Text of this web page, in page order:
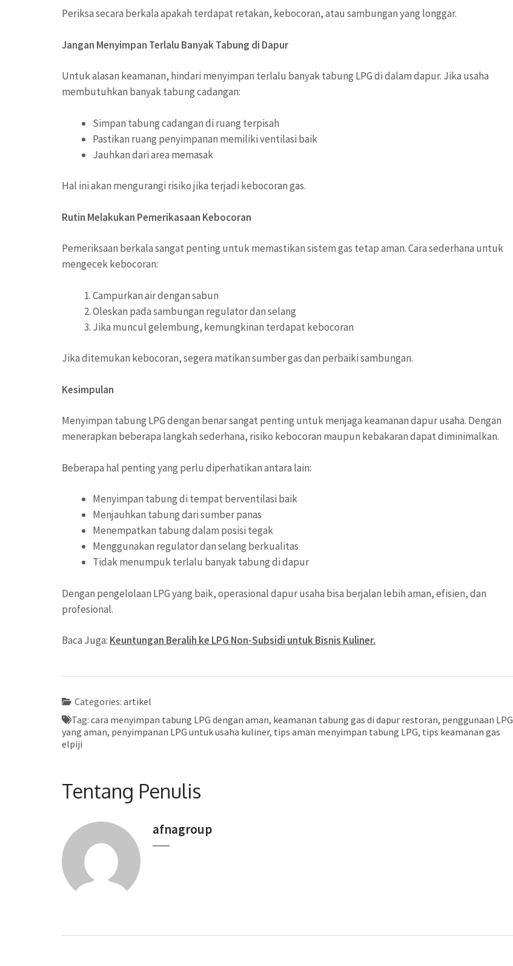
Periksa secara berkala apakah terdapat retakan, kebocoran, atau sambungan yang longgar.
Jangan Menyimpan Terlalu Banyak Tabung di Dapur
Untuk alasan keamanan, hindari menyimpan terlalu banyak tabung LPG di dalam dapur. Jika usaha
membutuhkan banyak tabung cadangan:
Simpan tabung cadangan di ruang terpisah
Pastikan ruang penyimpanan memiliki ventilasi baik
Jauhkan dari area memasak
Hal ini akan mengurangi risiko jika terjadi kebocoran gas.
Rutin Melakukan Pemerikasaan Kebocoran
Pemeriksaan berkala sangat penting untuk memastikan sistem gas tetap aman. Cara sederhana untuk
mengecek kebocoran:
Campurkan air dengan sabun
Oleskan pada sambungan regulator dan selang
Jika muncul gelembung, kemungkinan terdapat kebocoran
Jika ditemukan kebocoran, segera matikan sumber gas dan perbaiki sambungan.
Kesimpulan
Menyimpan tabung LPG dengan benar sangat penting untuk menjaga keamanan dapur usaha. Dengan
menerapkan beberapa langkah sederhana, risiko kebocoran maupun kebakaran dapat diminimalkan.
Beberapa hal penting yang perlu diperhatikan antara lain:
Menyimpan tabung di tempat berventilasi baik
Menjauhkan tabung dari sumber panas
Menempatkan tabung dalam posisi tegak
Menggunakan regulator dan selang berkualitas
Tidak menumpuk terlalu banyak tabung di dapur
Dengan pengelolaan LPG yang baik, operasional dapur usaha bisa berjalan lebih aman, efisien, dan
profesional.
Baca Juga: Keuntungan Beralih ke LPG Non-Subsidi untuk Bisnis Kuliner.
Categories: artikel
Tag: cara menyimpan tabung LPG dengan aman, keamanan tabung gas di dapur restoran, penggunaan LPG
yang aman, penyimpanan LPG untuk usaha kuliner, tips aman menyimpan tabung LPG, tips keamanan gas
elpiji
Tentang Penulis
afnagroup